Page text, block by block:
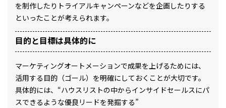
を制作したりトライアルキャンペーンなどを企画したりする
といったことが考えられます。
目的と目標は具体的に
マーケティングオートメーションで成果を上げるためには、
活用する目的（ゴール）を明確にしておくことが大切です。
具体的には、“ハウスリストの中からインサイドセールスにパ
スできるような優良リードを発掘する”